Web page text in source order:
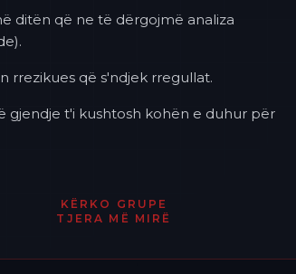
ditën që ne të dërgojmë analiza
rrezikues që s'ndjek rregullat.
gjendje t'i kushtosh kohën e duhur për
KËRKO GRUPE
TJERA MË MIRË